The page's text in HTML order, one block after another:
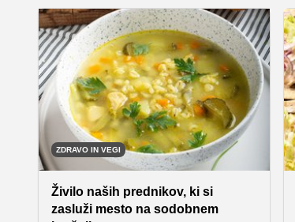
pa sadež, ki ga številni še vedno
podcenjujejo, čeprav raste skoraj na
vsakem drugem vrtu. Govorimo o
ribezu.
ZDRAVO IN VEGI
Živilo naših prednikov, ki si
zasluži mesto na sodobnem